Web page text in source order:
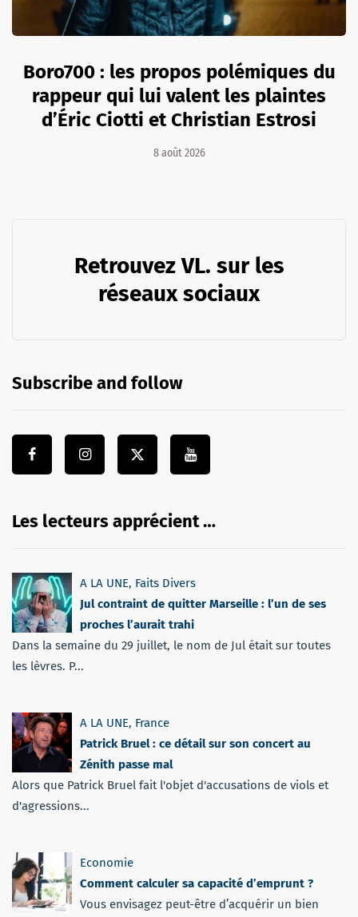
Boro700 : les propos polémiques du
rappeur qui lui valent les plaintes
d’Éric Ciotti et Christian Estrosi
8 août 2026
Retrouvez VL. sur les
réseaux sociaux
Subscribe and follow
Les lecteurs apprécient …
A LA UNE, Faits Divers
Jul contraint de quitter Marseille : l’un de ses
proches l’aurait trahi
Dans la semaine du 29 juillet, le nom de Jul était sur toutes
les lèvres. P...
A LA UNE, France
Patrick Bruel : ce détail sur son concert au
Zénith passe mal
Alors que Patrick Bruel fait l'objet d'accusations de viols et
d'agressions...
Economie
Comment calculer sa capacité d’emprunt ?
Vous envisagez peut-être d’acquérir un bien